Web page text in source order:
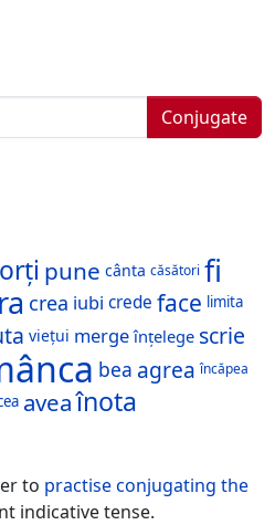
Conjugate
pune cânta căsători fi
crea iubi crede face limita
viețui merge înțelege scrie
bea agrea încăpea
aveaînota
to practise conjugating the
indicative tense.